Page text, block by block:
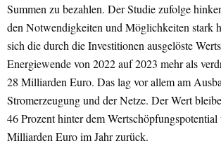
Summen zu bezahlen. Der Studie zufolge
den Notwendigkeiten und Möglichkeiten stark
sich die durch die Investitionen ausgelöste
Energiewende von 2022 auf 2023 mehr als
28 Milliarden Euro. Das lag vor allem am
Stromerzeugung und der Netze. Der Wert
46 Prozent hinter dem
Milliarden Euro im Jahr zurück.